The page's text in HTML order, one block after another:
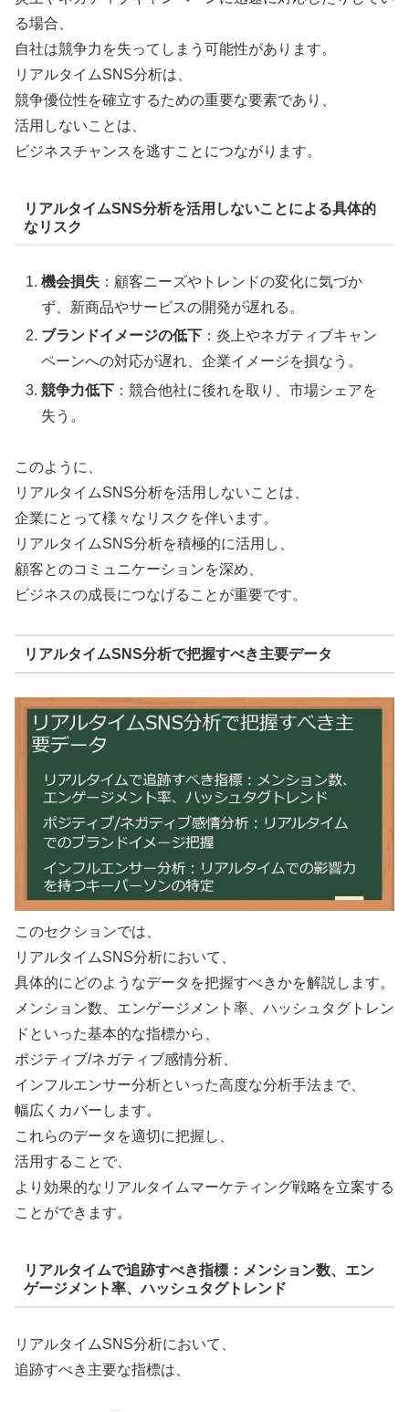
る場合、
自社は競争力を失ってしまう可能性があります。
リアルタイムSNS分析は、
競争優位性を確立するための重要な要素であり、
活用しないことは、
ビジネスチャンスを逃すことにつながります。
リアルタイムSNS分析を活用しないことによる具体的
なリスク
機会損失 ：顧客ニーズやトレンドの変化に気づか
ず、新商品やサービスの開発が遅れる。
ブランドイメージの低下 ：炎上やネガティブキャン
ペーンへの対応が遅れ、企業イメージを損なう。
競争力低下 ：競合他社に後れを取り、市場シェアを
失う。
このように、
リアルタイムSNS分析を活用しないことは、
企業にとって様々なリスクを伴います。
リアルタイムSNS分析を積極的に活用し、
顧客とのコミュニケーションを深め、
ビジネスの成長につなげることが重要です。
リアルタイムSNS分析で把握すべき主要データ
このセクションでは、
リアルタイムSNS分析において、
具体的にどのようなデータを把握すべきかを解説します。
メンション数、エンゲージメント率、ハッシュタグトレン
ドといった基本的な指標から、
ポジティブ/ネガティブ感情分析、
インフルエンサー分析といった高度な分析手法まで、
幅広くカバーします。
これらのデータを適切に把握し、
活用することで、
より効果的なリアルタイムマーケティング戦略を立案する
ことができます。
リアルタイムで追跡すべき指標：メンション数、エン
ゲージメント率、ハッシュタグトレンド
リアルタイムSNS分析において、
追跡すべき主要な指標は、